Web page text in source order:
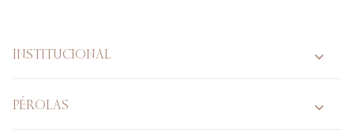
INSTITUCIONAL
PÉROLAS